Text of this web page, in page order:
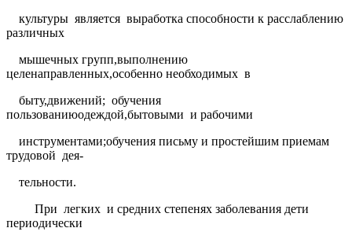
культуры является выработка способности к расслаблению
различных
мышечных групп,выполнению
целенаправленных,особенно необходимых в
быту,движений; обучения
пользованиюодеждой,бытовыми и рабочими
инструментами;обучения письму и простейшим приемам
трудовой дея-
тельности.
При легких и средних степенях заболевания дети
периодически